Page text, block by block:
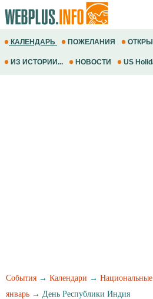
КАЛЕНДАРЬ ПОЖЕЛАНИЯ
ИЗ ИСТОРИИ... НОВОСТИ US
События → Календари →
январь → День Республики Индия